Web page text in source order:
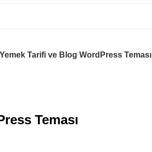
Tarifi ve Blog WordPress Teması
Teması